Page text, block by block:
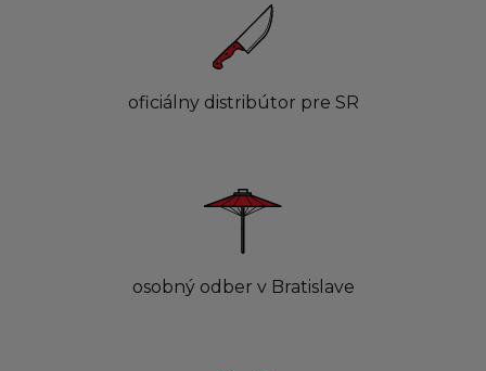
oficiálny distribútor pre SR
osobný odber v Bratislave